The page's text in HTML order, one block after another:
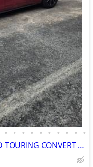
• • • • • • • • • •
2025 MAZDA MX-5 MIATA GRAND TOURING CONVERTIBLE